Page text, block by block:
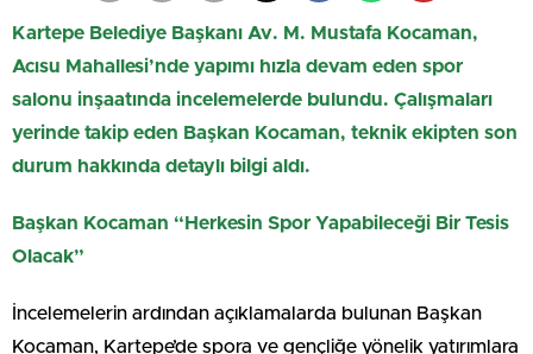
Kartepe Belediye Başkanı Av. M. Mustafa Kocaman,
Acısu Mahallesi’nde yapımı hızla devam eden spor
salonu inşaatında incelemelerde bulundu. Çalışmaları
yerinde takip eden Başkan Kocaman, teknik ekipten son
durum hakkında detaylı bilgi aldı.
Başkan Kocaman “Herkesin Spor Yapabileceği Bir Tesis
Olacak”
İncelemelerin ardından açıklamalarda bulunan Başkan
Kocaman, Kartepe’de spora ve gençliğe yönelik yatırımlara